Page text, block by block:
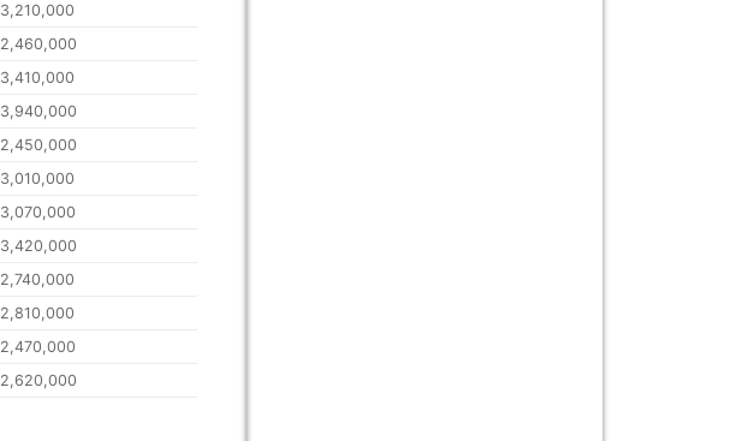
3,210,000
2,460,000
3,410,000
3,940,000
2,450,000
3,010,000
3,070,000
3,420,000
2,740,000
2,810,000
2,470,000
2,620,000